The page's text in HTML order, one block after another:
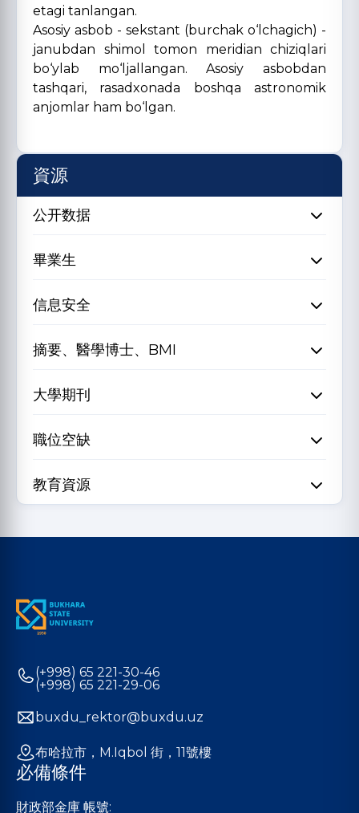
etagi tanlangan.
Asosiy asbob - sekstant (burchak o‘lchagich) -
janubdan shimol tomon meridian chiziqlari
bo‘ylab mo‘ljallangan. Asosiy asbobdan
tashqari, rasadxonada boshqa astronomik
anjomlar ham bo‘lgan.
資源
公开数据
畢業生
信息安全
摘要、醫學博士、BMI
大學期刊
職位空缺
教育資源
(+998) 65 221-30-46
(+998) 65 221-29-06
buxdu_rektor@buxdu.uz
布哈拉市，M.Iqbol 街，11號樓
必備條件
財政部金庫 帳號: